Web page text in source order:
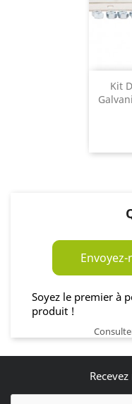
Kit
Soyez le premier à
produit !